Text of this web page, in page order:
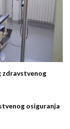
zdravstvenog
osiguranja